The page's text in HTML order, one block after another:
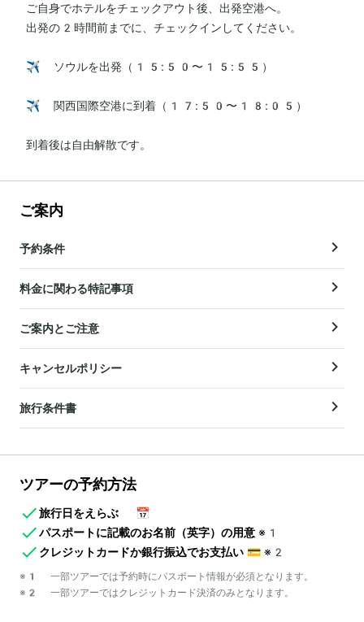
ご自身でホテルをチェックアウト後、出発空港へ。
出発の2時間前までに、チェックインしてください。
✈️ ソウルを出発（15:50〜15:55）
✈️ 関西国際空港に到着（17:50〜18:05）
到着後は自由解散です。
ご案内
予約条件
料金に関わる特記事項
ご案内とご注意
キャンセルポリシー
旅行条件書
ツアーの予約方法
旅行日をえらぶ
📅
パスポートに記載のお名前（英字）の用意 ※1
クレジットカードか銀行振込でお支払い 💳 ※2
※1 一部ツアーでは予約時にパスポート情報が必須となります。
※2 一部ツアーではクレジットカード決済のみとなります。